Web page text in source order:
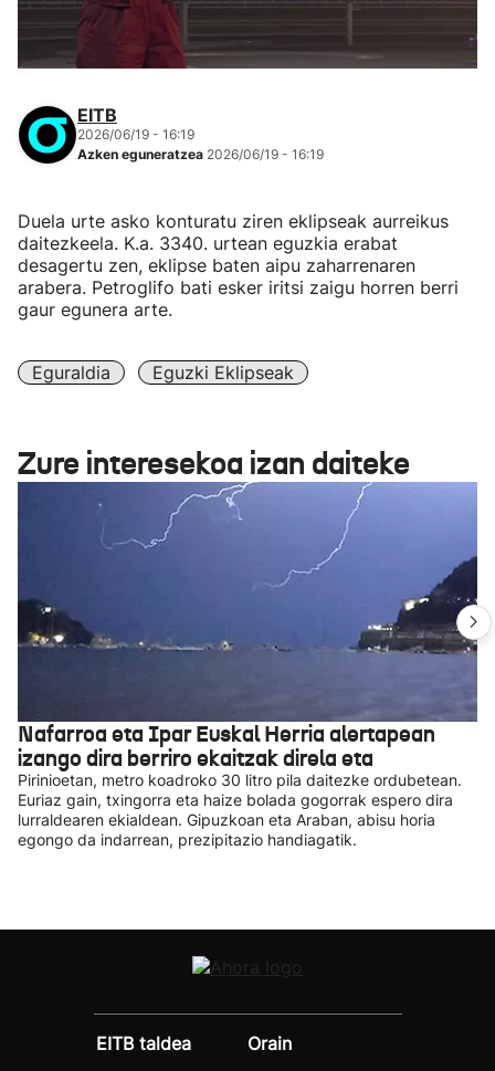
EITB
2026/06/19 - 16:19
Azken eguneratzea 2026/06/19 - 16:19
Duela urte asko konturatu ziren eklipseak aurreikus
daitezkeela. K.a. 3340. urtean eguzkia erabat
desagertu zen, eklipse baten aipu zaharrenaren
arabera. Petroglifo bati esker iritsi zaigu horren berri
gaur egunera arte.
Eguraldia Eguzki Eklipseak
Zure interesekoa izan daiteke
Nafarroa eta Ipar Euskal Herria alertapean
izango dira berriro ekaitzak direla eta
Pirinioetan, metro koadroko 30 litro pila daitezke ordubetean.
Euriaz gain, txingorra eta haize bolada gogorrak espero dira
lurraldearen ekialdean. Gipuzkoan eta Araban, abisu horia
egongo da indarrean, prezipitazio handiagatik.
EITB taldea
Orain